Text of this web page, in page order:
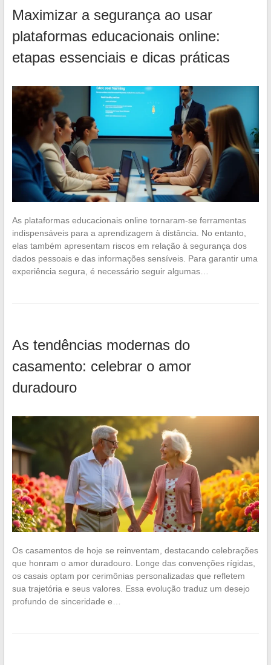
Maximizar a segurança ao usar
plataformas educacionais online:
etapas essenciais e dicas práticas
As plataformas educacionais online tornaram-se ferramentas
indispensáveis para a aprendizagem à distância. No entanto,
elas também apresentam riscos em relação à segurança dos
dados pessoais e das informações sensíveis. Para garantir uma
experiência segura, é necessário seguir algumas…
As tendências modernas do
casamento: celebrar o amor
duradouro
Os casamentos de hoje se reinventam, destacando celebrações
que honram o amor duradouro. Longe das convenções rígidas,
os casais optam por cerimônias personalizadas que refletem
sua trajetória e seus valores. Essa evolução traduz um desejo
profundo de sinceridade e…